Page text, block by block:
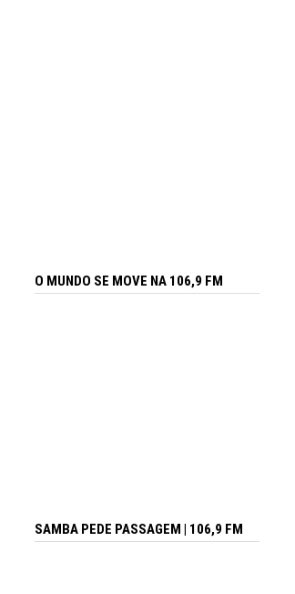
O MUNDO SE MOVE NA 106,9 FM
SAMBA PEDE PASSAGEM | 106,9 FM